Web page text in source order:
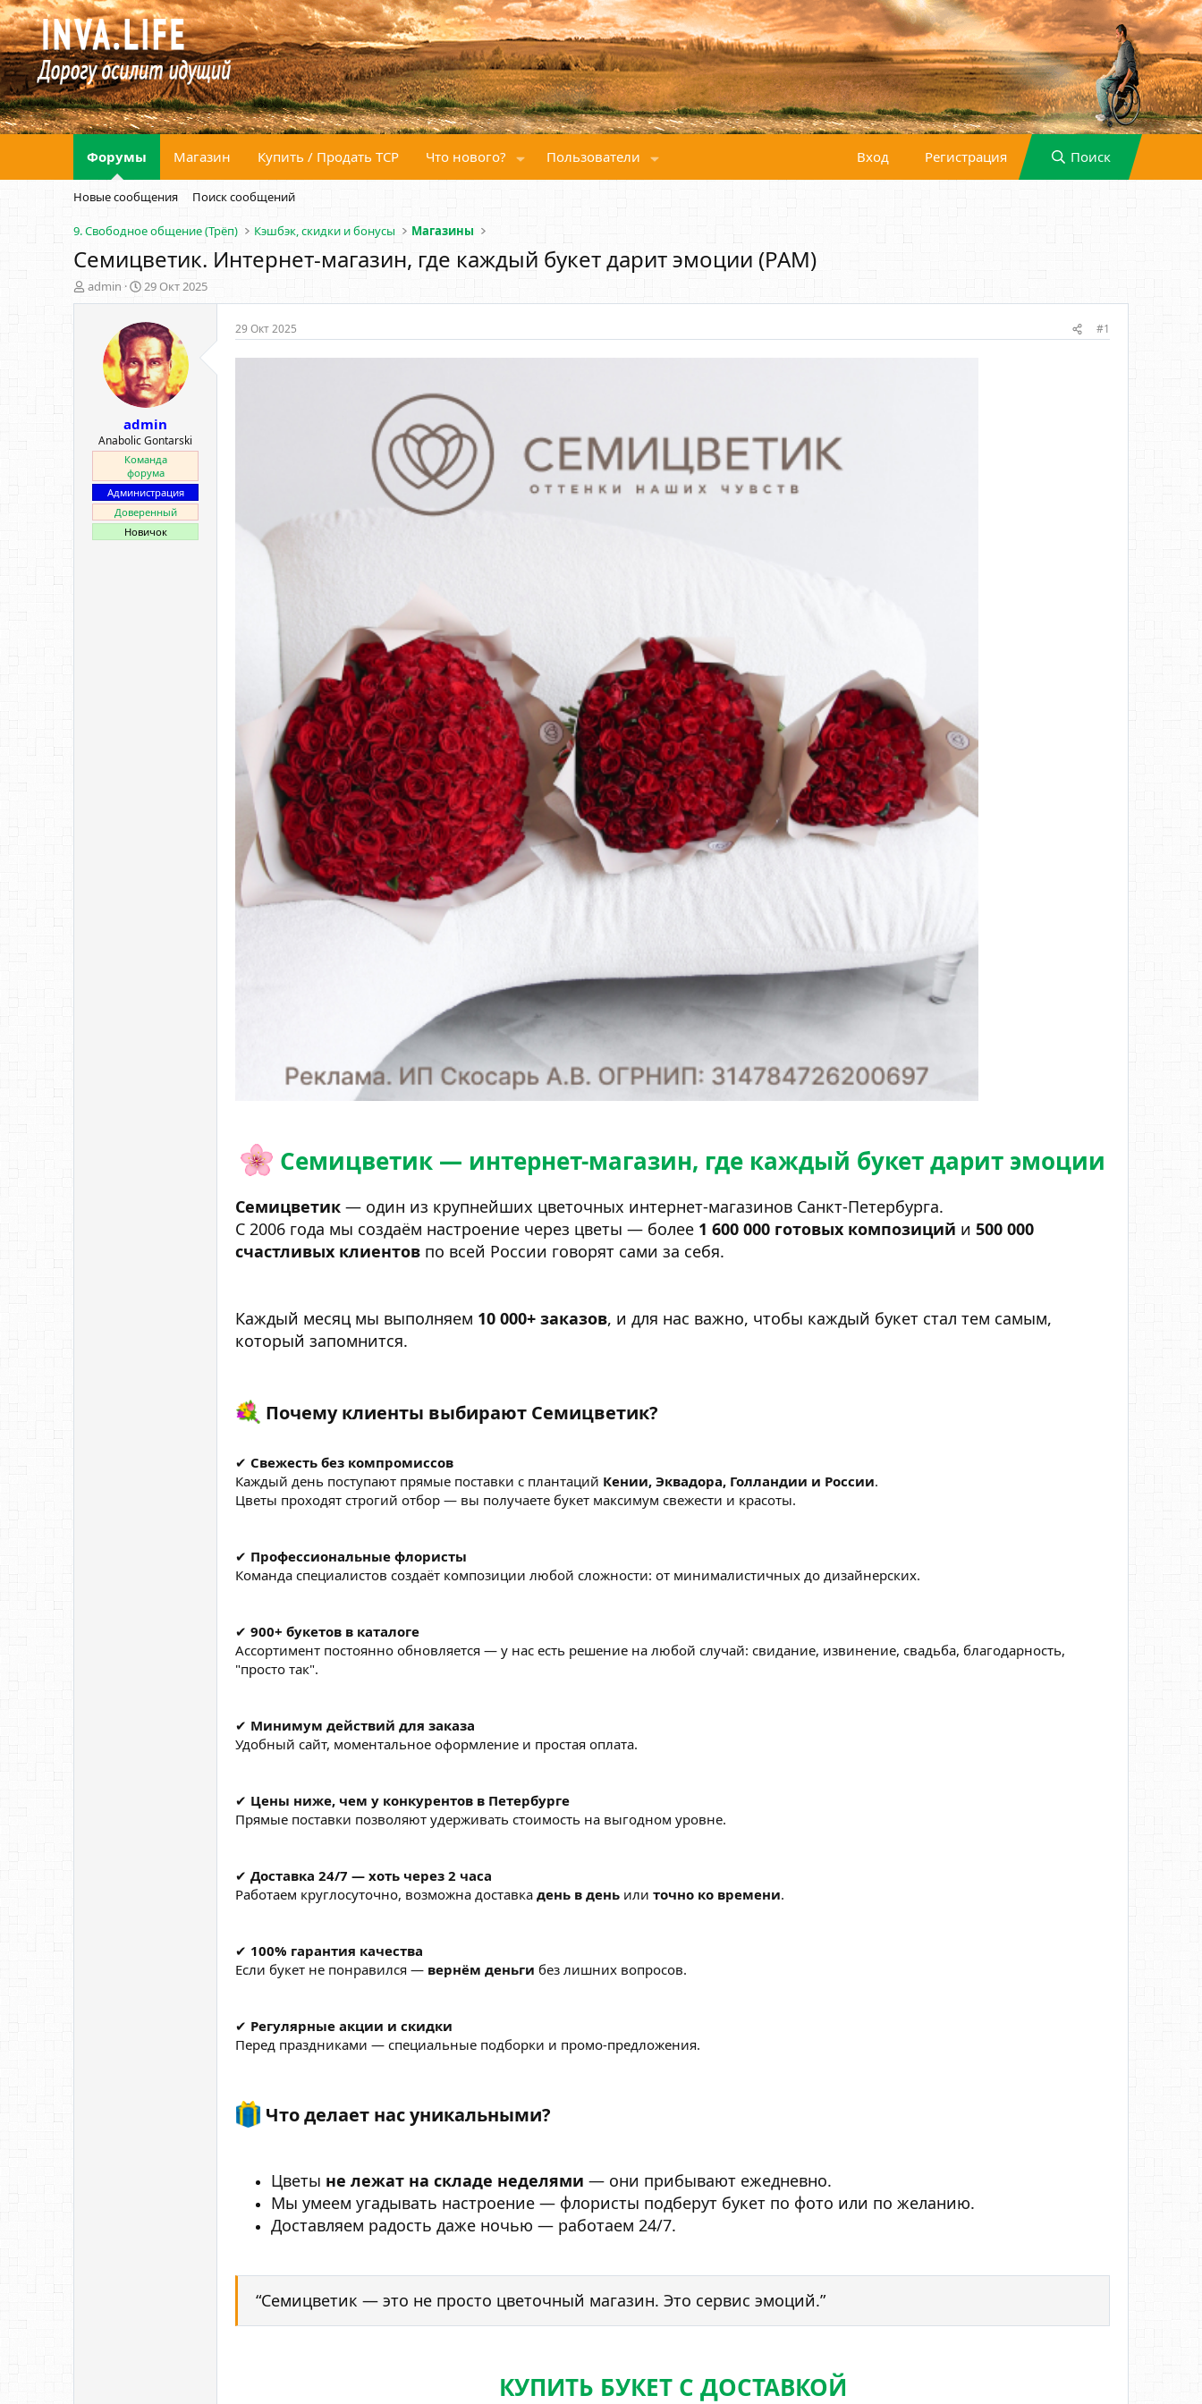
Форумы Магазин Купить / Продать ТСР Что нового? Пользователи Вход Регистрация Поиск
Новые сообщения Поиск сообщений
9. Свободное общение (Трёп) Кэшбэк, скидки и бонусы Магазины
Семицветик. Интернет-магазин, где каждый букет дарит эмоции (PAM)
А
в
admin
Д
а
а
н
а
ч
а
а
29 Окт 2025
admin
Anabolic Gontarski
Команда
форума
Администрация
Доверенный
Новичок
29 Окт 2025 #1
Семицветик — интернет-магазин, где каждый букет дарит эмоции
Семицветик — один из крупнейших цветочных интернет-магазинов Санкт-Петербурга.
С 2006 года мы создаём настроение через цветы — более 1 600 000 готовых композиций и 500 000
счастливых клиентов по всей России говорят сами за себя.
Каждый месяц мы выполняем 10 000+ заказов, и для нас важно, чтобы каждый букет стал тем самым,
который запомнится.
Почему клиенты выбирают Семицветик?​
✔ Свежесть без компромиссов
Каждый день поступают прямые поставки с плантаций Кении, Эквадора, Голландии и России.
Цветы проходят строгий отбор — вы получаете букет максимум свежести и красоты.
✔ Профессиональные флористы
Команда специалистов создаёт композиции любой сложности: от минималистичных до дизайнерских.
✔ 900+ букетов в каталоге
Ассортимент постоянно обновляется — у нас есть решение на любой случай: свидание, извинение, свадьба, благодарность,
"просто так".
✔ Минимум действий для заказа
Удобный сайт, моментальное оформление и простая оплата.
✔ Цены ниже, чем у конкурентов в Петербурге
Прямые поставки позволяют удерживать стоимость на выгодном уровне.
✔ Доставка 24/7 — хоть через 2 часа
Работаем круглосуточно, возможна доставка день в день или точно ко времени.
✔ 100% гарантия качества
Если букет не понравился — вернём деньги без лишних вопросов.
✔ Регулярные акции и скидки
Перед праздниками — специальные подборки и промо-предложения.
Что делает нас уникальными?​
Цветы не лежат на складе неделями — они прибывают ежедневно.
Мы умеем угадывать настроение — флористы подберут букет по фото или по желанию.
Доставляем радость даже ночью — работаем 24/7.
“Семицветик — это не просто цветочный магазин. Это сервис эмоций.”
КУПИТЬ БУКЕТ С ДОСТАВКОЙ